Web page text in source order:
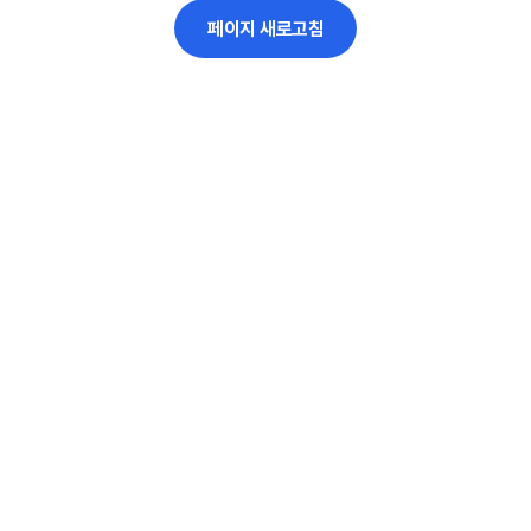
페이지 새로고침